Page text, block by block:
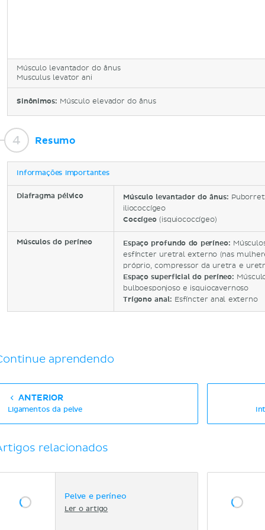
Músculo levantador do ânus
Musculus levator ani
Sinônimos: Músculo elevador do ânus
Resumo
Informações importantes
Diafragma pélvico Músculo levantador do ânus:
iliococcígeo
Coccígeo(isquiococcígeo)
Músculos do períneo Espaço profundo do períneo:
esfíncter uretral externo (nas
próprio, compressor da uretra e
Espaço superficial do períneo:
bulboesponjoso e isquiocavernoso
Trígono anal: Esfíncter anal externo
aprendendo
ANTERIOR
Ligamentos da pelve
relacionados
Pelve e períneo
Ler o artigo